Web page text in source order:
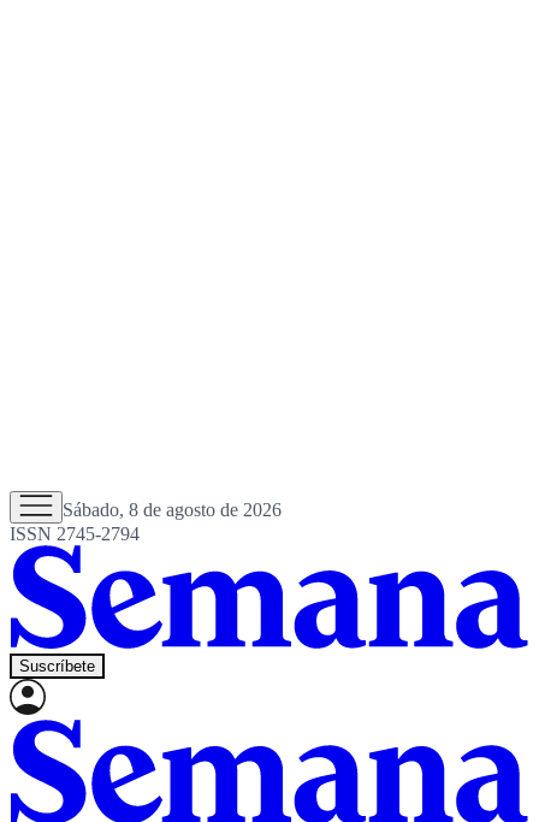
Sábado, 8 de agosto de 2026
ISSN 2745-2794
Suscríbete